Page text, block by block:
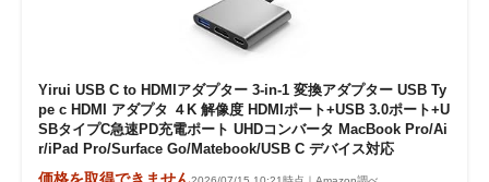
Yirui USB C to HDMIアダプター 3-in-1 変換アダプター USB Ty
pe c HDMI アダプタ ４K 解像度 HDMIポート+USB 3.0ポート+U
SBタイプC急速PD充電ポート UHDコンバータ MacBook Pro/Ai
r/iPad Pro/Surface Go/Matebook/USB C デバイス対応
価格を取得できません